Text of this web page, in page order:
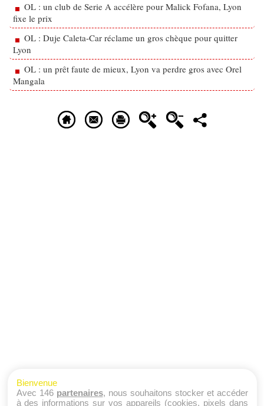
OL : un club de Serie A accélère pour Malick Fofana, Lyon
fixe le prix
OL : Duje Caleta-Car réclame un gros chèque pour quitter
Lyon
OL : un prêt faute de mieux, Lyon va perdre gros avec Orel
Mangala
Bienvenue
Avec 146 partenaires, nous souhaitons stocker et accéder
à des informations sur vos appareils (cookies, pixels dans